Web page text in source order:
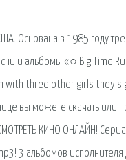
Основана в 1985 году
и альбомы «○ Big Time
three other girls they
вы можете скачать или
КИНО ОНЛАЙН!
3 альбомов